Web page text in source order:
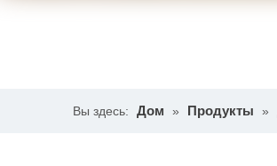
Вы здесь: Дом » Продукты »